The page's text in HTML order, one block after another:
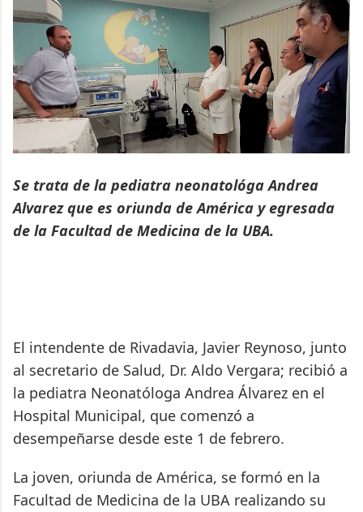
Se trata de la pediatra neonatológa Andrea
Alvarez que es oriunda de América y egresada
de la Facultad de Medicina de la UBA.
El intendente de Rivadavia, Javier Reynoso, junto
al secretario de Salud, Dr. Aldo Vergara; recibió a
la pediatra Neonatóloga Andrea Álvarez en el
Hospital Municipal, que comenzó a
desempeñarse desde este 1 de febrero.
La joven, oriunda de América, se formó en la
Facultad de Medicina de la UBA realizando su